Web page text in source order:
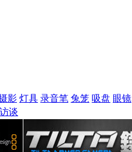
影 灯具 录音笔 兔笼 吸盘 眼镜
谈